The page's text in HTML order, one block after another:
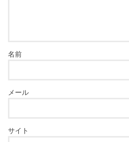
名前
メール
サイト